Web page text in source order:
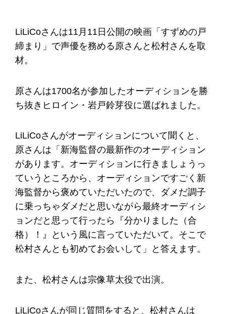
LiLiCoさんは11月11日公開の映画「すずめの戸
締まり」で声優を務める原さんと松村さんを取
材。
原さんは1700名が参加したオーディションを勝
ち抜きヒロイン・岩戸鈴芽役に選ばれました。
LiLiCoさんがオーディションについて聞くと、
原さんは「新海監督の最新作のオーディション
があります。オーディションに行きましょうっ
ていうところから、オーディションですごく新
海監督から褒めていただいたので、ダメだ調子
に乗っちゃダメだと思いながら最終オーディシ
ョンだと思って行ったら『分かりました（合
格）！』という風に言っていただいて。そこで
松村さんとも初めてお会いして」と答えます。
また、松村さんは宗像草太役で出演。
LiLiCoさんが同じ質問をすると、松村さんは